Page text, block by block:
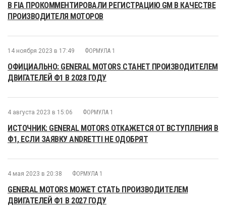
В FIA ПРОКОММЕНТИРОВАЛИ РЕГИСТРАЦИЮ GM В КАЧЕСТВЕ
ПРОИЗВОДИТЕЛЯ МОТОРОВ
14 ноября 2023 в 17:49 ФОРМУЛА 1
ОФИЦИАЛЬНО: GENERAL MOTORS СТАНЕТ ПРОИЗВОДИТЕЛЕМ
ДВИГАТЕЛЕЙ Ф1 В 2028 ГОДУ
4 августа 2023 в 15:06 ФОРМУЛА 1
ИСТОЧНИК: GENERAL MOTORS ОТКАЖЕТСЯ ОТ ВСТУПЛЕНИЯ В
Ф1, ЕСЛИ ЗАЯВКУ ANDRETTI НЕ ОДОБРЯТ
4 мая 2023 в 20:38 ФОРМУЛА 1
GENERAL MOTORS МОЖЕТ СТАТЬ ПРОИЗВОДИТЕЛЕМ
ДВИГАТЕЛЕЙ Ф1 В 2027 ГОДУ